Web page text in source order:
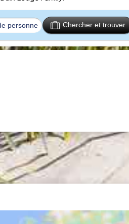
Chercher et trouver